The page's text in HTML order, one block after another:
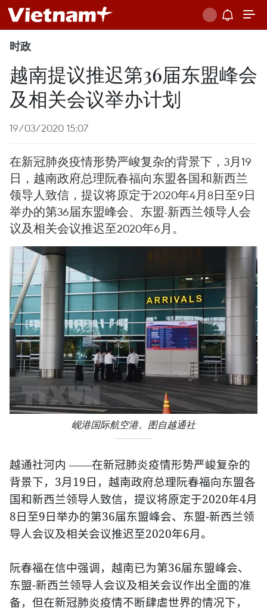
时政
越南提议推迟第36届东盟峰会
及相关会议举办计划
19/03/2020 15:07
在新冠肺炎疫情形势严峻复杂的背景下，3月19
日，越南政府总理阮春福向东盟各国和新西兰
领导人致信，提议将原定于2020年4月8日至9日
举办的第36届东盟峰会、东盟-新西兰领导人会
议及相关会议推迟至2020年6月。
岘港国际航空港。图自越通社
越通社河内——在新冠肺炎疫情形势严峻复杂的
背景下， 3月 19 日，越南政府总理阮春福向东盟各
国和新西兰领导人致信，提议将原定于2020年4月
8 日至9 日举办的第36届东盟峰会、东盟-新西兰领
导人会议及相关会议推迟至2020年6月。
阮春福在信中强调，越南已为第36届东盟峰会、
东盟-新西兰领导人会议及相关会议作出全面的准
备，但在新冠肺炎疫情不断肆虐世界的情况下，